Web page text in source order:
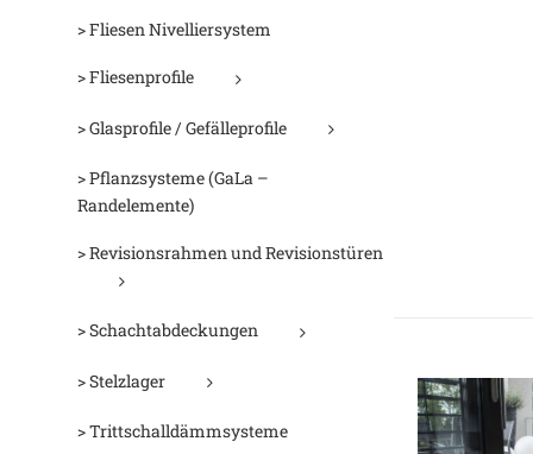
> Fliesen Nivelliersystem
> Fliesenprofile
> Glasprofile / Gefälleprofile
> Pflanzsysteme (GaLa –
Randelemente)
> Revisionsrahmen und Revisionstüren
> Schachtabdeckungen
> Stelzlager
> Trittschalldämmsysteme